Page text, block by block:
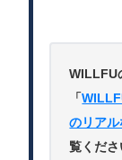
WILLFU
「
のリアル
覧くださ